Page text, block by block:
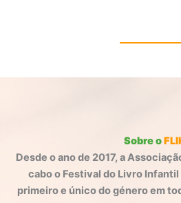
Sobre o
Desde o ano de 2017, a
cabo o Festival do Livro Infantil
primeiro e único do género em